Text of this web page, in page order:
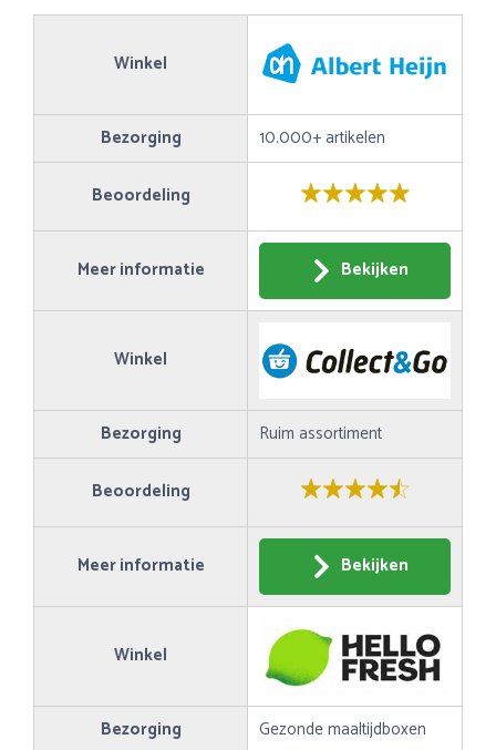
Winkel
Bezorging 10.000+ artikelen
Beoordeling
Meer informatie Bekijken
Winkel
Bezorging Ruim assortiment
Beoordeling
Meer informatie Bekijken
Winkel
Bezorging Gezonde maaltijdboxen